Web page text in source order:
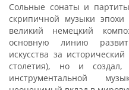
Сольные сонаты и
скрипичной музыки
великий немецкий
основную линию
искусства за
столетия), но и
инструментальной